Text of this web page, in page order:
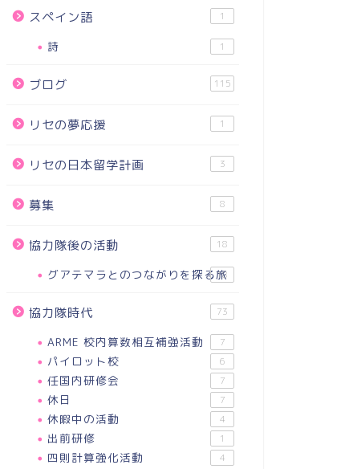
スペイン語 1
詩 1
ブログ 115
リセの夢応援 1
リセの日本留学計画 3
募集 8
協力隊後の活動 18
グアテマラとのつながりを探る旅
18
協力隊時代 73
ARME 校内算数相互補強活動 7
パイロット校 6
任国内研修会 7
休日 7
休暇中の活動 4
出前研修 1
四則計算強化活動 4